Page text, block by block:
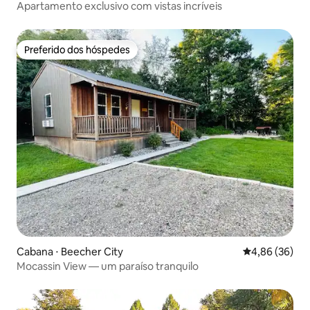
Apartamento exclusivo com vistas incríveis
Preferido dos hóspedes
Preferido dos hóspedes
Cabana ⋅ Beecher City 4,86 de uma
4,86 (36)
Mocassin View — um paraíso tranquilo